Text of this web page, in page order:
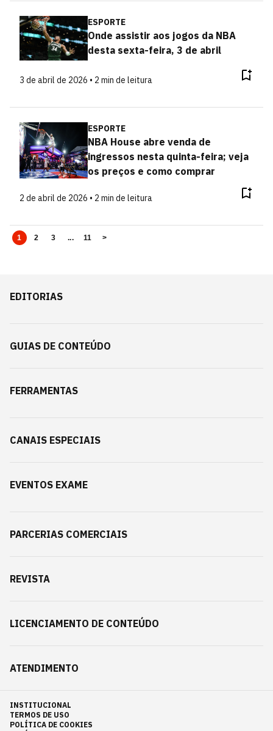
ESPORTE
Onde assistir aos jogos da NBA
desta sexta-feira, 3 de abril
3 de abril de 2026 • 2 min de leitura
ESPORTE
NBA House abre venda de
ingressos nesta quinta-feira; veja
os preços e como comprar
2 de abril de 2026 • 2 min de leitura
1 2 3 ... 11 >
EDITORIAS
GUIAS DE CONTEÚDO
FERRAMENTAS
CANAIS ESPECIAIS
EVENTOS EXAME
PARCERIAS COMERCIAIS
REVISTA
LICENCIAMENTO DE CONTEÚDO
ATENDIMENTO
INSTITUCIONAL
TERMOS DE USO
POLÍTICA DE COOKIES